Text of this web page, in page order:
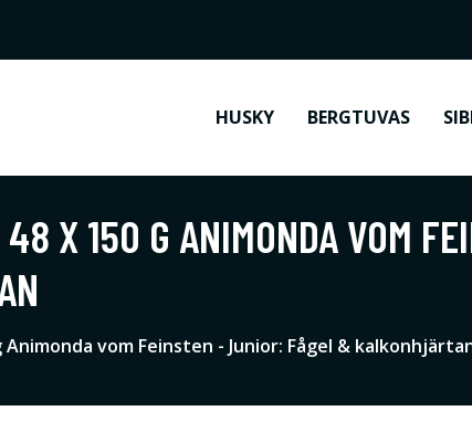
HUSKY BERGTUVAS
48 X 150 G ANIMONDA VOM
Animonda vom Feinsten - Junior: Fågel &